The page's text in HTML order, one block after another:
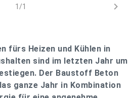
1/1 chevron_right
fürs Heizen und Kühlen in
sind im letzten Jahr um
Der Baustoff Beton
ganze Jahr in Kombination